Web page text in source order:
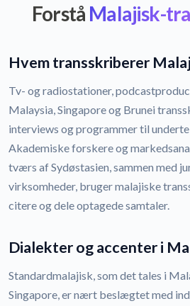
Forstå Malajisk-
Hvem transskriberer
Tv- og radiostationer,
Malaysia, Singapore og Brunei
interviews og programmer til
Akademiske forskere og
tværs af Sydøstasien, sammen med
virksomheder, bruger malajiske
citere og dele optagede samtaler.
Dialekter og accenter i
Standardmalajisk, som det tales i
Singapore, er nært beslægtet med